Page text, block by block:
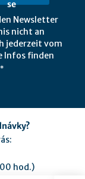
se
Newsletter
nicht an
jederzeit vom
Infos finden
*
hod.)